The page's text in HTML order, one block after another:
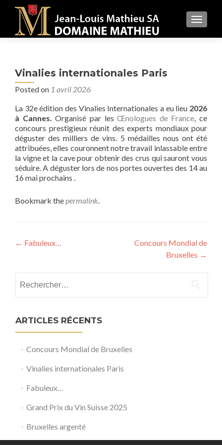
MENU
Vinalies internationales Paris
Posted on 1 avril 2026
La 32e édition des Vinalies Internationales a eu lieu 2026
à Cannes.Organisé par lesŒnologues de France, ce
concours prestigieux réunit des experts mondiaux pour
déguster des milliers de vins. 5 médailles nous ont été
attribuées, elles couronnent notre travail inlassable entre
la vigne et la cave pour obtenir des crus qui sauront vous
séduire. A déguster lors de nos portes ouvertes des 14 au
16 mai prochains .
Bookmark thepermalink.
Post
← Fabuleux…
Concours Mondial de
Bruxelles →
ARTICLES RÉCENTS
Concours Mondial de Bruxelles
Vinalies internationales Paris
Fabuleux…
Grand Prix du Vin Suisse 2025
Bruxelles argenté